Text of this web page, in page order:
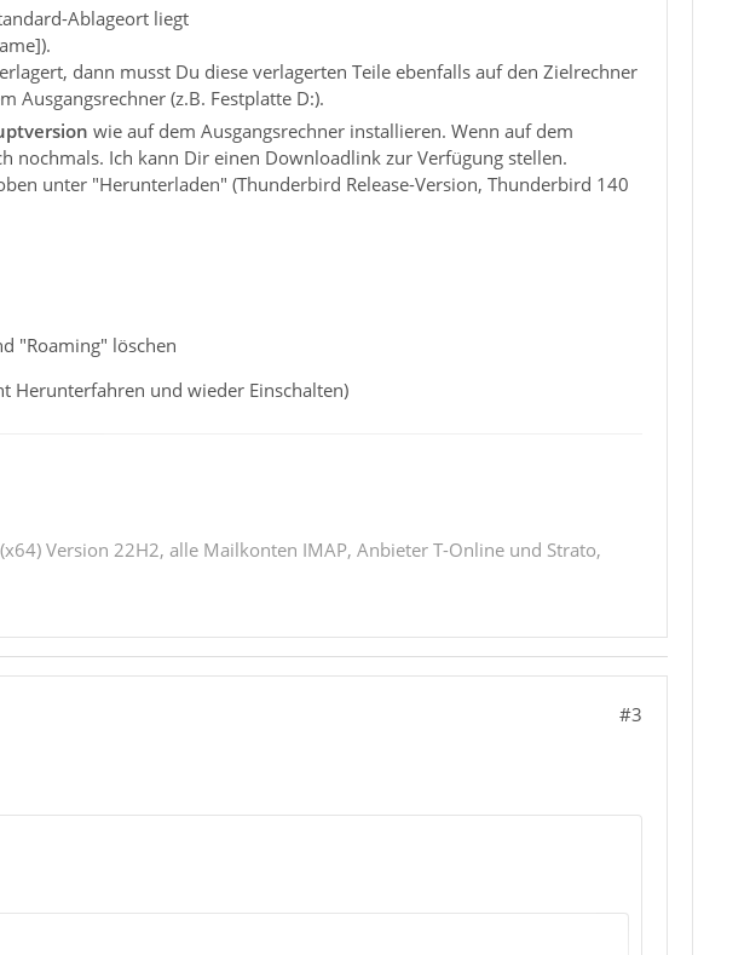
Ablageort liegt
dann musst Du diese verlagerten Teile ebenfalls auf den Zielrechner
Ausgangsrechner (z.B. Festplatte D:).
wie auf dem Ausgangsrechner installieren. Wenn auf dem
nochmals. Ich kann Dir einen Downloadlink zur Verfügung stellen.
unter "Herunterladen" (Thunderbird Release-Version, Thunderbird 140
"Roaming" löschen
Herunterfahren und wieder Einschalten)
Version 22H2, alle Mailkonten IMAP, Anbieter T-Online und Strato,
#3